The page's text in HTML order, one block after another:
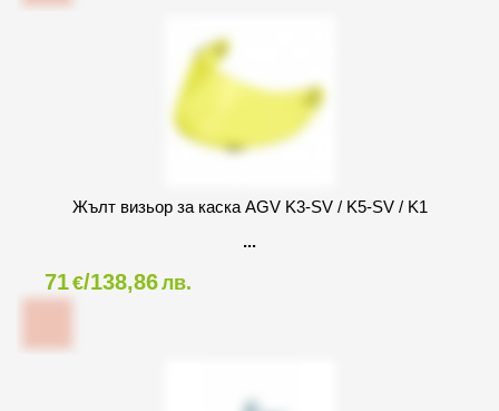
Жълт визьор за каска AGV K3-SV / K5-SV / K1
71€/138,86лв.